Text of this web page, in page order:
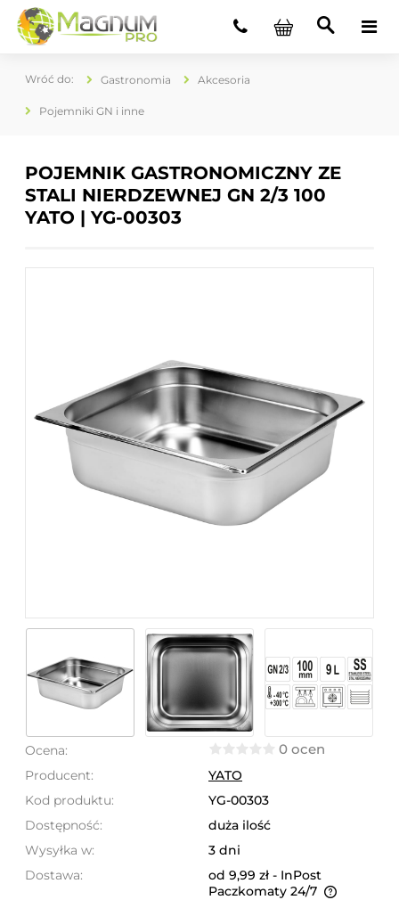
Gastronomia Akcesoria
Pojemniki GN i inne
POJEMNIK GASTRONOMICZNY ZE
STALI NIERDZEWNEJ GN 2/3 100
YATO | YG-00303
Ocena: 0 ocen
Producent:
YATO
Kod produktu:
YG-00303
Dostępność:
duża ilość
Wysyłka w:
3 dni
Dostawa:
od 9,99 zł - InPost
Paczkomaty 24/7